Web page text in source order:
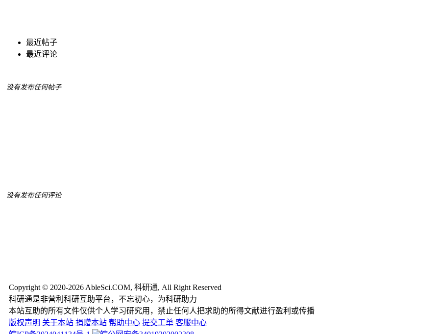
最近帖子
最近评论
没有发布任何帖子
没有发布任何评论
Copyright © 2020-2026 AbleSci.COM, 科研通, All Right Reserved
科研通是非营利科研互助平台，不忘初心，为科研助力
本站互助的所有文件仅供个人学习研究用，禁止任何人把求助的所得文献进行盈利或传播
版权声明 关于本站 捐赠本站 帮助中心 提交工单 客服中心